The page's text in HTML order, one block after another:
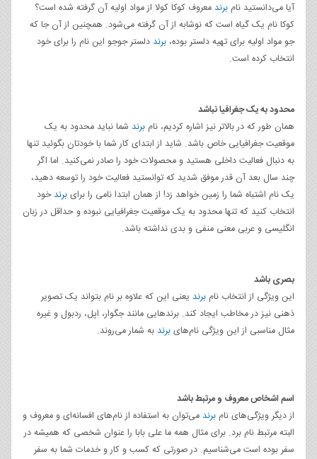
آیا می‌دانستید نام برند معروف کوکا کولا از مواد اولیه آن گرفته شده است؟
کوکا نام یک گیاه است که نوشابه از آن گرفته می‌شود. همچنین از آن جا که
جو مواد اولیه برای تهیه دلستر بوده، برند دلستر جوجو این نام را برای خود
انتخاب کرده است.
محدود به یک جغرافیا نباشد
همان طور که در بالاتر نیز اشاره کردیم، نام برند شما نباید محدود به یک
موقعیت جغرافیایی خاص باشد. شاید از ابتدای کار شما با خودتان بگوئید تنها
به دنبال فعالیت داخلی هستید و محصولات خود را صادر نمی‌کنید. اما اگر
چند سال بعد آن قدر موفق شدید که توانستید فعالیت خود را توسعه دهید،
یک نام اشتباه شما را زمین خواهد زد! از همان ابتدا نامی را برایبرندخود
انتخاب کنید که تنها محدود به یک موقعیت جغرافیایی نبوده و حداقل در زبان
انگلیسی و عربی معنی منفی و بدی نداشته باشد.
بصری باشد
این ویژگی از انتخاب نام برند یعنی این که علاوه بر نام بتواند یک تصویر
ذهنی نیز در مخاطب ایجاد کند. برندهایی مانند جگوار، اپل، ردبول و غیره
مثال مناسبی از این ویژگی نام‌هایبرند به شمار می‌روند.
اسم اشخاص معروف و مرتبط باشد
از دیگر ویژگی‌های نام برند می‌توان به استفاده از نام‌های افسانه‌ای و معروف و
البته مرتبط نام برد. برای مثال همه ما علی بابا را عنوان شخصی که همیشه در
سفر بوده است می‌شناسیم. در صورتی که کسب و کار و خدمات شما به سفر